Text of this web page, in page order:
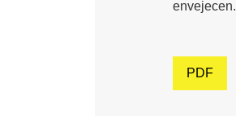
envejecen.
PDF